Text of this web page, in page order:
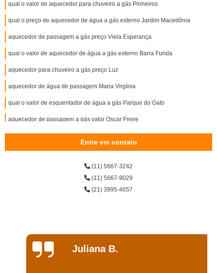
qual o valor de aquecedor para chuveiro a gás Pinheiros
qual o preço de aquecedor de água a gás externo Jardim Macedônia
aquecedor de passagem a gás preço Viela Esperança
qual o valor de aquecedor de água a gás externo Barra Funda
aquecedor para chuveiro a gás preço Luz
aquecedor de água de passagem Maria Virgínia
qual o valor de esquentador de água a gás Parque do Gato
aquecedor de passagem a gás valor Oscar Freire
qual o preço de aquecedor a gás para 2 chuveiros Belém
qual o preço de aquecedor de água a gás natural Vila Cais
aquecedor de água a gás externo valor Parque São Rafael
qual o valor de aquecedor de passagem gas Ermelino Matarazzo
qual o valor de aquecedor de chuveiro a gás Vila Madalena
Entre em contato
(11) 5667-3242
(11) 5667-9029
(21) 3995-4657
Juliana B.